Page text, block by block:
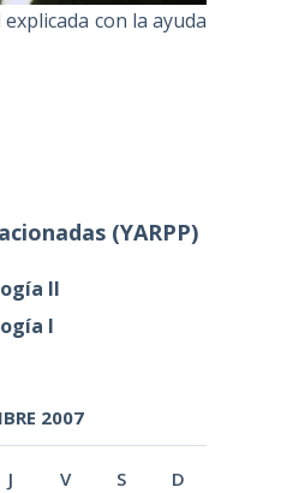
con la ayuda
(YARPP)
II
I
2007
J V S D